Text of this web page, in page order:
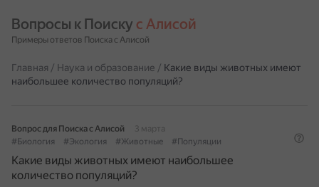
Вопросы к Поиску с Алисой
Примеры ответов Поиска с Алисой
Главная / Наука и образование / Какие виды животных имеют
наибольшее количество популяций?
Вопрос для Поиска с Алисой
3 марта
#Биология
#Экология #Животные #Популяции
Какие виды животных имеют наибольшее
количество популяций?